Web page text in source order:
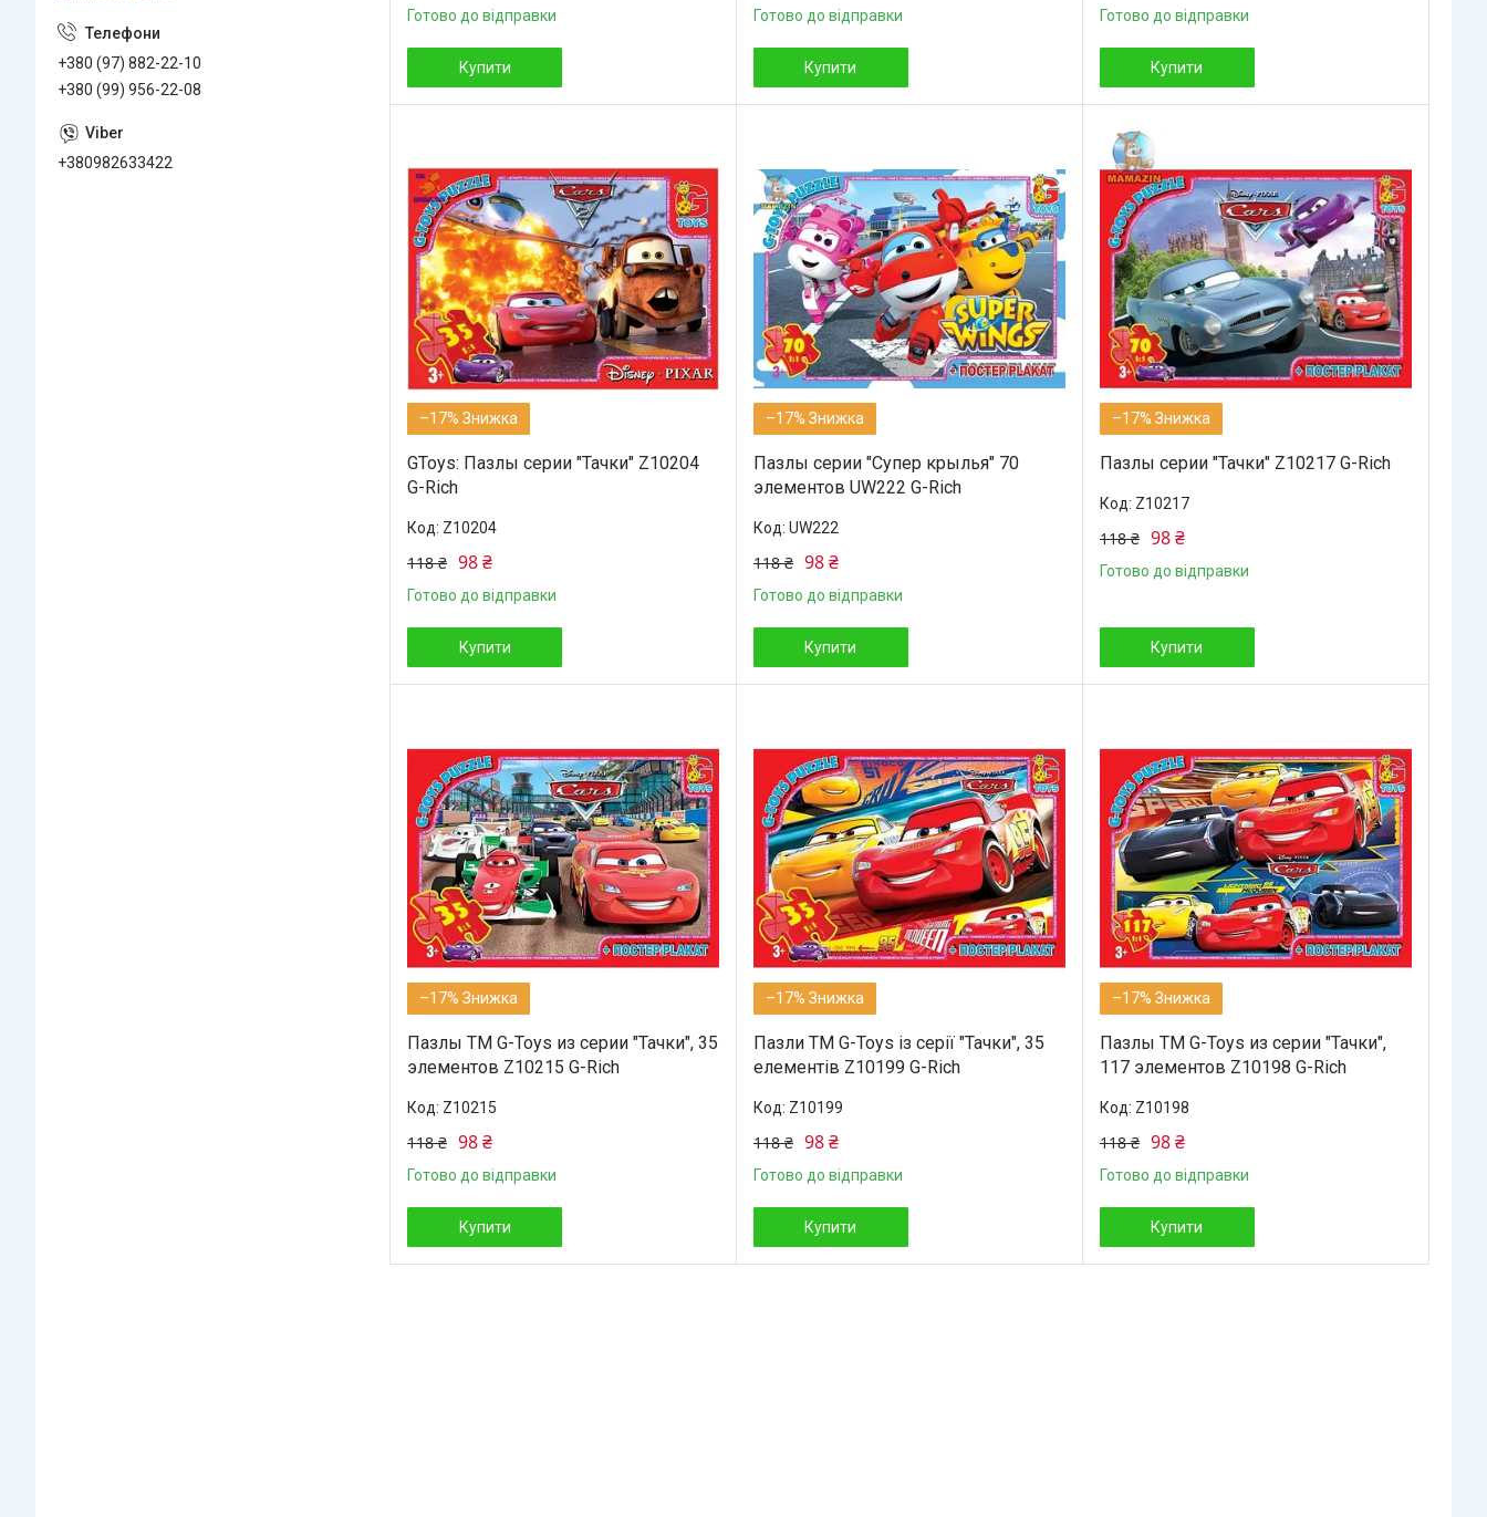
Готово до відправки
Купити
Готово до відправки
Купити
Готово до відправки
Купити
–17%
GToys: Пазлы серии "Тачки" Z10204
G-Rich
Z10204
118 ₴ 98 ₴
Готово до відправки
Купити
–17%
Пазлы серии "Супер крылья" 70
элементов UW222 G-Rich
UW222
118 ₴ 98 ₴
Готово до відправки
Купити
–17%
Пазлы серии "Тачки" Z10217 G-Rich
Z10217
118 ₴ 98 ₴
Готово до відправки
Купити
–17%
Пазлы ТМ G-Toys из серии "Тачки", 35
элементов Z10215 G-Rich
Z10215
118 ₴ 98 ₴
Готово до відправки
Купити
–17%
Пазли ТМ G-Toys із серії "Тачки", 35
елементів Z10199 G-Rich
Z10199
118 ₴ 98 ₴
Готово до відправки
Купити
–17%
Пазлы ТМ G-Toys из серии "Тачки",
117 элементов Z10198 G-Rich
Z10198
118 ₴ 98 ₴
Готово до відправки
Купити
+380 (97) 882-22-10
+380 (99) 956-22-08
+380982633422